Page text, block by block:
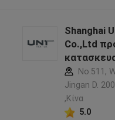
Shanghai
Co.,Ltd
No.511,
Jingan D.
,Κίνα
5.0